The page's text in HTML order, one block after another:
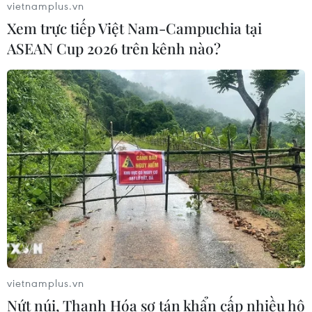
Tỷ phú Bill Gates nhấn mạnh tầm
quan trọng của đầu tư vào con người
và công nghệ
22/07/2026 06:02
Xem thêm
CƠ QUAN CHỦ QUẢN: THÔNG TẤN XÃ VIỆT NAM
Tổng Biên tập: TRẦN TIẾN DUẨN
Phó Tổng Biên tập: NGUYỄN THỊ TÁM, KHÚC THANH
THỦY
vietnamplus.vn
Xem trực tiếp Việt Nam-Campuchia tại
ASEAN Cup 2026 trên kênh nào?
vietnamplus.vn
Nứt núi, Thanh Hóa sơ tán khẩn cấp nhiều hộ